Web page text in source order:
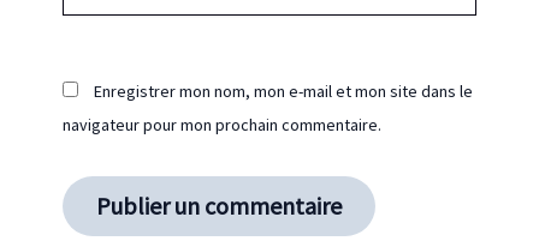
Enregistrer mon nom, mon e-mail et mon site dans le
navigateur pour mon prochain commentaire.